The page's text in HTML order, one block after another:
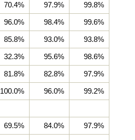
70.4% 97.9% 99.8%
96.0% 98.4% 99.6%
85.8% 93.0% 93.8%
32.3% 95.6% 98.6%
81.8% 82.8% 97.9%
100.0% 96.0% 99.2%
69.5% 84.0% 97.9%